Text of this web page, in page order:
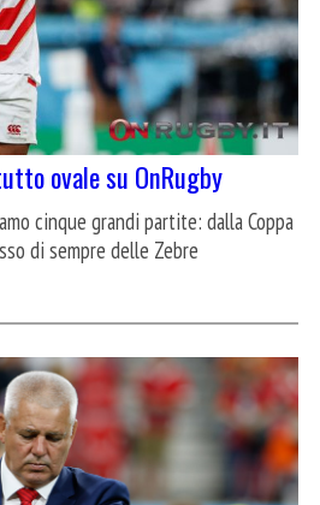
ovale su OnRugby
cinque grandi partite: dalla Coppa
di sempre delle Zebre